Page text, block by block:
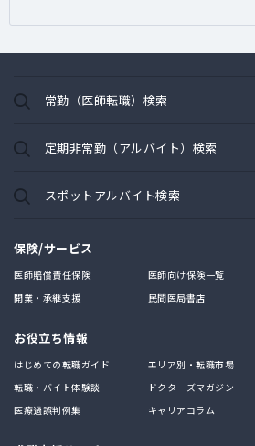
常勤（医師転職）検索
定期非常勤（アルバイト）検索
スポットアルバイト検索
保険/サービス
医師賠償責任保険
医師向け保険一覧
開業・承継支援
民間医局書店
お役立ち情報
はじめての転職ガイド
エリア別・転職市場
転職・バイト体験談
ドクターズマガジン
医療過誤判例集
キャリアコラム